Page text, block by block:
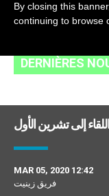
DERNIÈRES
إلى تشرين الأول
MAR 05, 2020 12:42
فريق زينيت
By closing this
continuing to browse